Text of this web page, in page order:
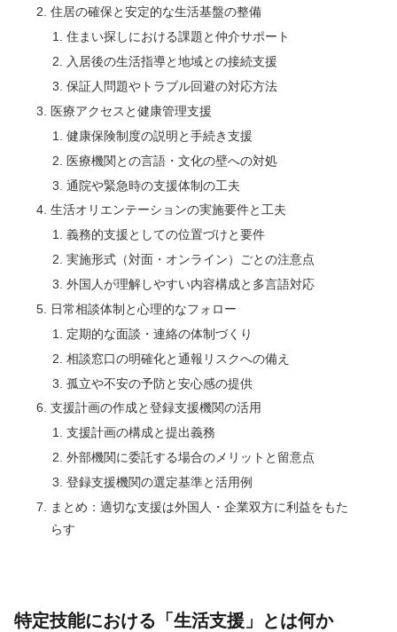
住居の確保と安定的な生活基盤の整備
住まい探しにおける課題と仲介サポート
入居後の生活指導と地域との接続支援
保証人問題やトラブル回避の対応方法
医療アクセスと健康管理支援
健康保険制度の説明と手続き支援
医療機関との言語・文化の壁への対処
通院や緊急時の支援体制の工夫
生活オリエンテーションの実施要件と工夫
義務的支援としての位置づけと要件
実施形式（対面・オンライン）ごとの注意点
外国人が理解しやすい内容構成と多言語対応
日常相談体制と心理的なフォロー
定期的な面談・連絡の体制づくり
相談窓口の明確化と通報リスクへの備え
孤立や不安の予防と安心感の提供
支援計画の作成と登録支援機関の活用
支援計画の構成と提出義務
外部機関に委託する場合のメリットと留意点
登録支援機関の選定基準と活用例
まとめ：適切な支援は外国人・企業双方に利益をもた
らす
特定技能における「生活支援」とは何か